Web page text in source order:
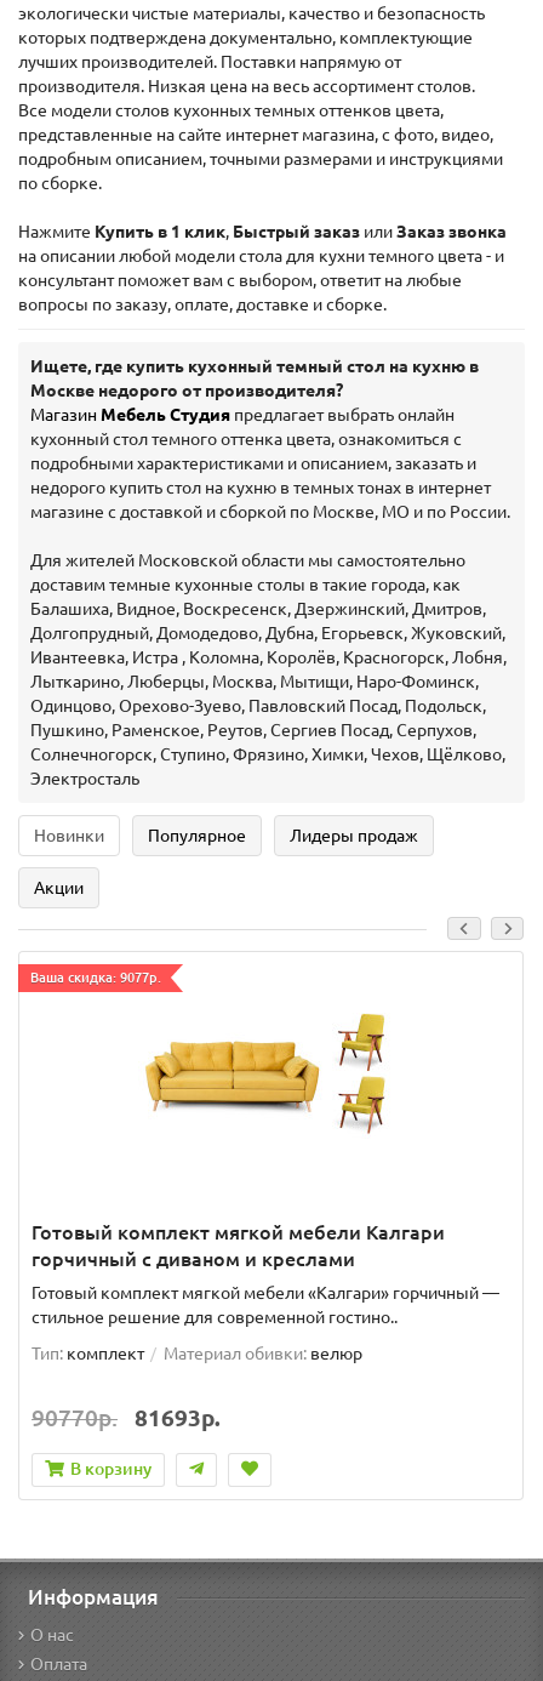
экологически чистые материалы, качество и безопасность
которых подтверждена документально, комплектующие
лучших производителей. Поставки напрямую от
производителя. Низкая цена на весь ассортимент столов.
Все модели столов кухонных темных оттенков цвета,
представленные на сайте интернет магазина, с фото, видео,
подробным описанием, точными размерами и инструкциями
по сборке.
Нажмите Купить в 1 клик, Быстрый заказ илиЗаказ звонка
на описании любой модели стола для кухни темного цвета - и
консультант поможет вам с выбором, ответит на любые
вопросы по заказу, оплате, доставке и сборке.
Ищете, где купить кухонный темный стол на кухню в
Москве недорого от производителя?
Магазин Мебель Студия предлагает выбрать онлайн
кухонный стол темного оттенка цвета, ознакомиться с
подробными характеристиками и описанием, заказать и
недорого купить стол на кухню в темных тонах в интернет
магазине с доставкой и сборкой по Москве, МО и по России.
Для жителей Московской области мы самостоятельно
доставим темные кухонные столы в такие города, как
Балашиха, Видное, Воскресенск, Дзержинский, Дмитров,
Долгопрудный, Домодедово, Дубна, Егорьевск, Жуковский,
Ивантеевка, Истра , Коломна, Королёв, Красногорск, Лобня,
Лыткарино, Люберцы, Москва, Мытищи, Наро-Фоминск,
Одинцово, Орехово-Зуево, Павловский Посад, Подольск,
Пушкино, Раменское, Реутов, Сергиев Посад, Серпухов,
Солнечногорск, Ступино, Фрязино, Химки, Чехов, Щёлково,
Электросталь
Новинки Популярное Лидеры продаж
Акции
Ваша скидка: 9077р.
Готовый комплект мягкой мебели Калгари
горчичный с диваном и креслами
Готовый комплект мягкой мебели «Калгари» горчичный —
стильное решение для современной гостино..
Тип: комплект Материал обивки: велюр
90770р. 81693р.
В корзину
Информация
О нас
Оплата